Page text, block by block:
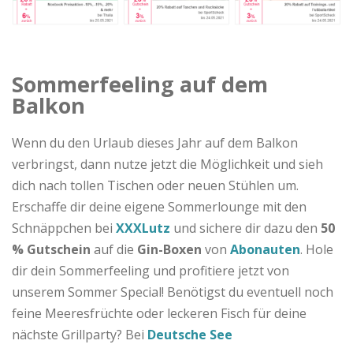
Sommerfeeling auf dem
Balkon
Wenn du den Urlaub dieses Jahr auf dem Balkon
verbringst, dann nutze jetzt die Möglichkeit und sieh
dich nach tollen Tischen oder neuen Stühlen um.
Erschaffe dir deine eigene Sommerlounge mit den
Schnäppchen bei XXXLutz und sichere dir dazu den 50
% Gutschein auf die Gin-Boxen von Abonauten. Hole
dir dein Sommerfeeling und profitiere jetzt von
unserem Sommer Special! Benötigst du eventuell noch
feine Meeresfrüchte oder leckeren Fisch für deine
nächste Grillparty? Bei Deutsche See